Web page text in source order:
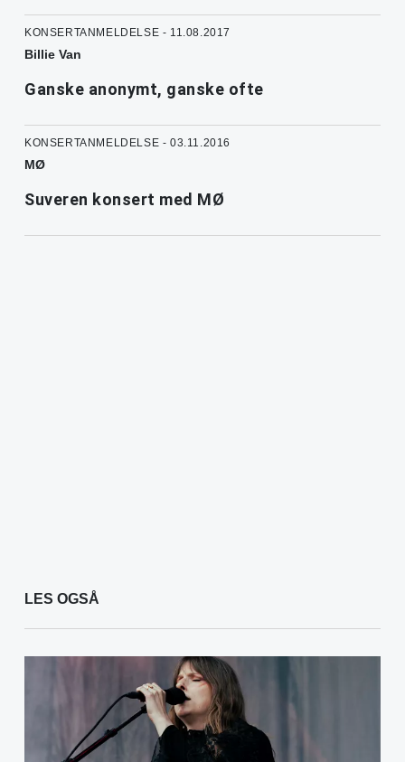
KONSERTANMELDELSE - 11.08.2017
Billie Van
Ganske anonymt, ganske ofte
KONSERTANMELDELSE - 03.11.2016
MØ
Suveren konsert med MØ
LES OGSÅ